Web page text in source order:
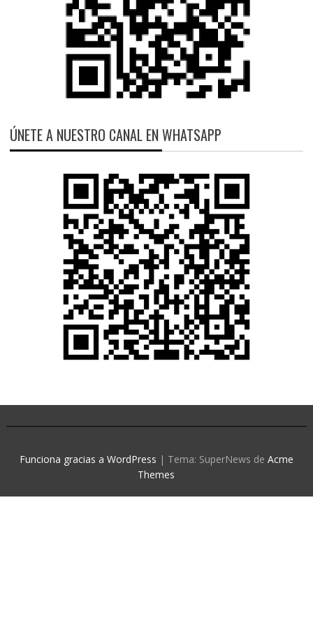
ÚNETE A NUESTRO CANAL EN WHATSAPP
Funciona gracias a WordPress | Tema: SuperNews de Acme
Themes